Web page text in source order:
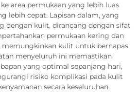
area permukaan yang lebih luas
lebih cepat. Lapisan dalam, yang
dengan kulit, dirancang dengan sifat
permukaan kering dan
kulit untuk bernapas
menyeluruh ini memastikan
yang optimal sepanjang hari,
risiko komplikasi pada kulit
secara keseluruhan.